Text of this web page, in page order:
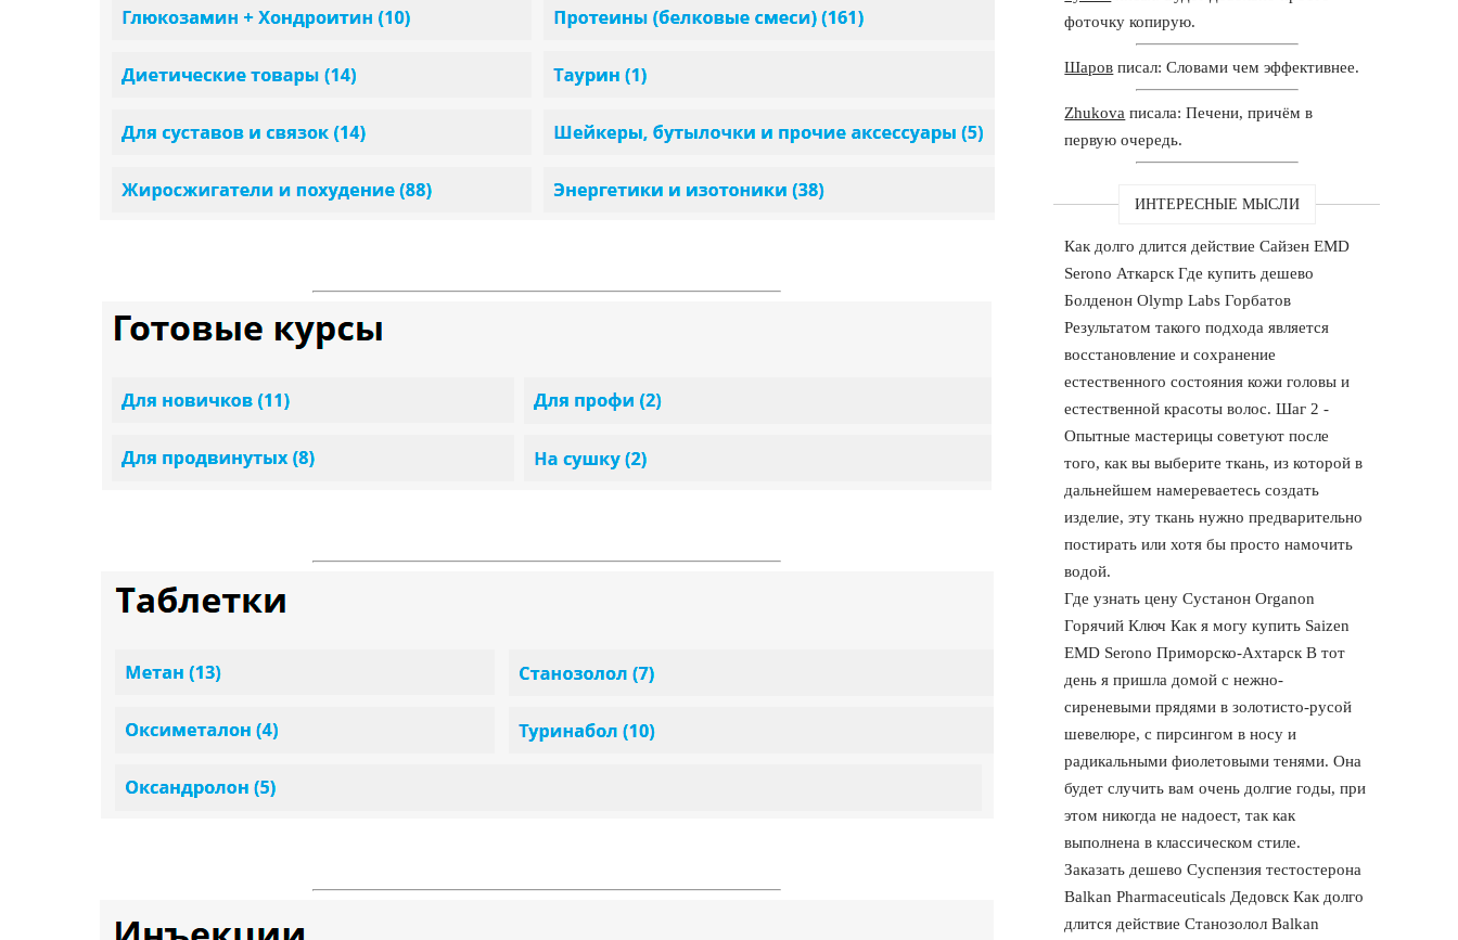
фоточку копирую.
Шаров писал: Словами чем эффективнее.
Zhukova писала: Печени, причём в
первую очередь.
ИНТЕРЕСНЫЕ МЫСЛИ
Как долго длится действие Сайзен EMD
Serono Аткарск Где купить дешево
Болденон Olymp Labs Горбатов
Результатом такого подхода является
восстановление и сохранение
естественного состояния кожи головы и
естественной красоты волос. Шаг 2 -
Опытные мастерицы советуют после
того, как вы выберите ткань, из которой в
дальнейшем намереваетесь создать
изделие, эту ткань нужно предварительно
постирать или хотя бы просто намочить
водой.
Где узнать цену Сустанон Organon
Горячий Ключ Как я могу купить Saizen
EMD Serono Приморско-Ахтарск В тот
день я пришла домой с нежно-
сиреневыми прядями в золотисто-русой
шевелюре, с пирсингом в носу и
радикальными фиолетовыми тенями. Она
будет случить вам очень долгие годы, при
этом никогда не надоест, так как
выполнена в классическом стиле.
Заказать дешево Суспензия тестостерона
Balkan Pharmaceuticals Дедовск Как долго
длится действие Станозолол Balkan